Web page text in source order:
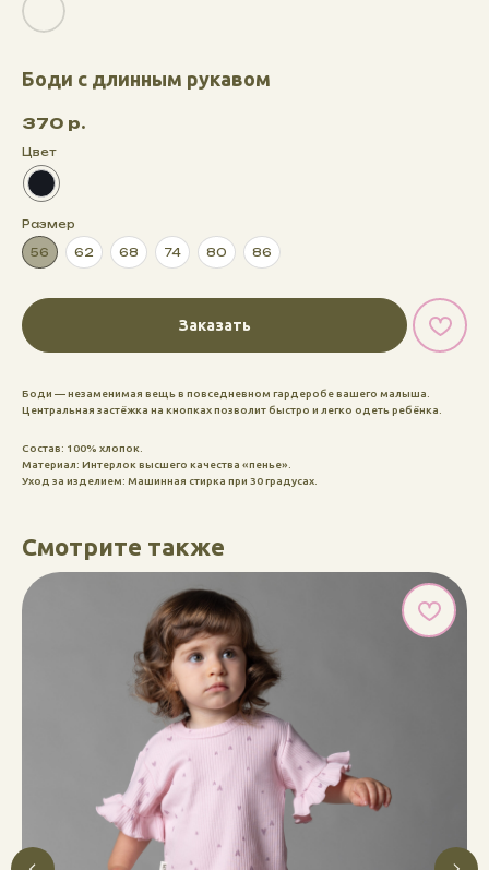
Боди с длинным рукавом
370 р.
Цвет
Размер
56 62 68 74 80 86
Заказать
Боди — незаменимая вещь в повседневном гардеробе вашего малыша.
Центральная застёжка на кнопках позволит быстро и легко одеть ребёнка.
Состав: 100% хлопок.
Материал: Интерлок высшего качества «пенье».
Уход за изделием: Машинная стирка при 30 градусах.
Смотрите также